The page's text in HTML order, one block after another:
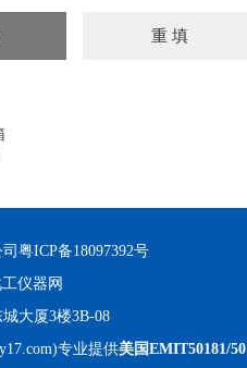
粤ICP备18097392号
仪器网
大厦3楼3B-08
专业提供美国EMIT50181/